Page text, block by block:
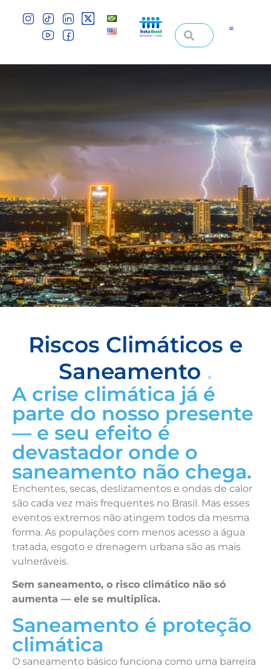
Riscos Climáticos e
Saneamento:
O impacto começa onde
falta estrutura.
Riscos Climáticos e
Saneamento .
A crise climática já é
parte do nosso presente
— e seu efeito é
devastador onde o
saneamento não chega.
Enchentes, secas, deslizamentos e ondas de calor
são cada vez mais frequentes no Brasil. Mas esses
eventos extremos não atingem todos da mesma
forma. As populações com menos acesso a água
tratada, esgoto e drenagem urbana são as mais
vulneráveis.
Sem saneamento, o risco climático não só
aumenta — ele se multiplica.
Saneamento é proteção
climática
O saneamento básico funciona como uma barreira